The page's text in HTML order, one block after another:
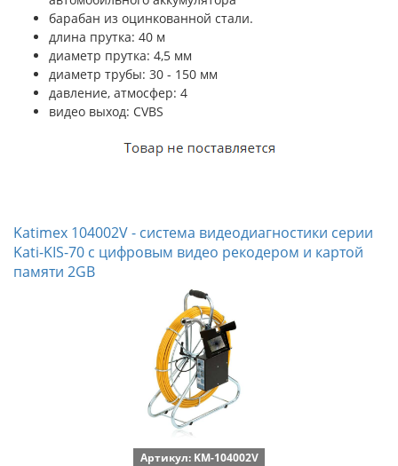
барабан из оцинкованной стали.
длина прутка: 40 м
диаметр прутка: 4,5 мм
диаметр трубы: 30 - 150 мм
давление, атмосфер: 4
видео выход: CVBS
Katimex 104002V - система видеодиагностики серии
Kati-KIS-70 с цифровым видео рекодером и картой
памяти 2GB
Артикул: KM-104002V